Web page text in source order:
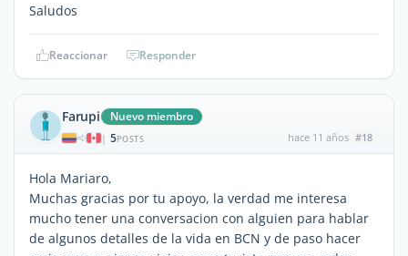
Saludos
Reaccionar Responder
Farupi Nuevo miembro
| 5POSTS hace 11 años #18
Hola Mariaro,
Muchas gracias por tu apoyo, la verdad me interesa
mucho tener una conversacion con alguien para hablar
de algunos detalles de la vida en BCN y de paso hacer